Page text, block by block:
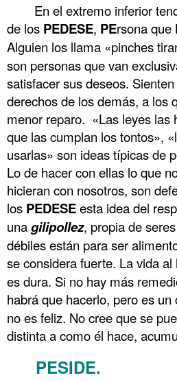
En el extremo inferior
de los PEDESE, PErsona que
Alguien los llama «pinches
son personas que van
satisfacer sus deseos.
derechos de los demás, a los
menor reparo. «Las leyes las
que las cumplan los tontos»,
usarlas» son ideas típicas de
Lo de hacer con ellas lo que
hicieran con nosotros, son
los PEDESEesta idea del
unagilipollez, propia de
débiles están para ser
se considera fuerte. La vida al
es dura. Si no hay más
habrá que hacerlo, pero es un
no es feliz. No cree que se
distinta a como él hace,
PESIDE.